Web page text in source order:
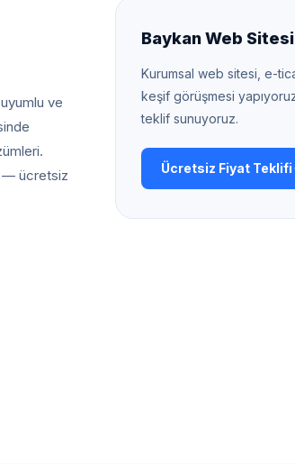
ve
— ücretsiz
BaykanWeb
Kurumsal web sitesi, e-
keşif görüşmesi
teklif sunuyoruz.
Ücretsiz Fiyat Teklifi